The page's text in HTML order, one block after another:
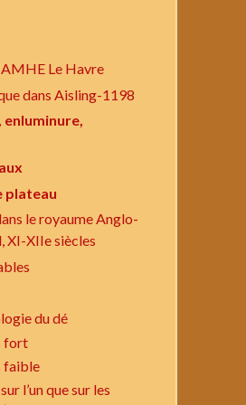
AMHE Le Havre
dans Aisling-1198
enluminure,
plateau
le royaume Anglo-
XI-XIIe siècles
du dé
fort
faible
l’un que sur les